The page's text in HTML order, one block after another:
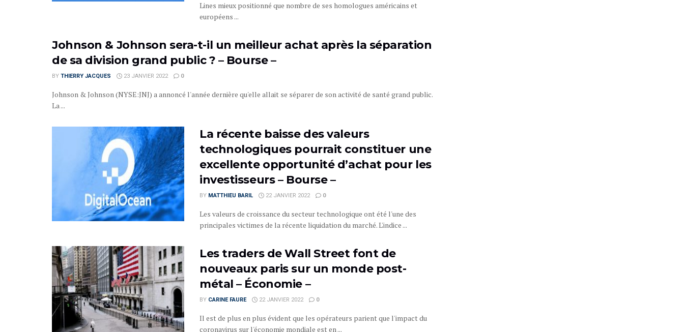
Lines mieux positionné que nombre de ses homologues américains et
européens ...
Johnson & Johnson sera-t-il un meilleur achat après la séparation
de sa division grand public ? – Bourse –
BY THIERRY JACQUES 23 JANVIER 2022 0
Johnson & Johnson (NYSE:JNJ) a annoncé l'année dernière qu'elle allait se séparer de son activité de santé grand public.
La ...
La récente baisse des valeurs
technologiques pourrait constituer une
excellente opportunité d’achat pour les
investisseurs – Bourse –
BY MATTHIEU BARIL 22 JANVIER 2022 0
Les valeurs de croissance du secteur technologique ont été l'une des
principales victimes de la récente liquidation du marché. L'indice ...
Les traders de Wall Street font de
nouveaux paris sur un monde post-
métal – Économie –
BY CARINE FAURE 22 JANVIER 2022 0
Il est de plus en plus évident que les opérateurs parient que l'impact du
coronavirus sur l'économie mondiale est en ...